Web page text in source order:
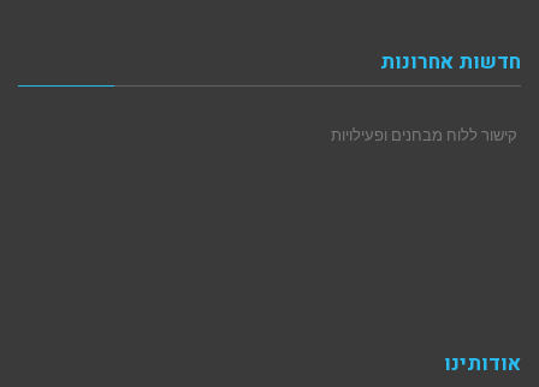
חדשות אחרונות
קישור ללוח מבחנים ופעילויות
אודותינו